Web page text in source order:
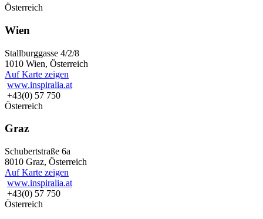
Österreich
Wien
Stallburggasse 4/2/8
1010 Wien, Österreich
Auf Karte zeigen
www.inspiralia.at
+43(0) 57 750
Österreich
Graz
Schubertstraße 6a
8010 Graz, Österreich
Auf Karte zeigen
www.inspiralia.at
+43(0) 57 750
Österreich